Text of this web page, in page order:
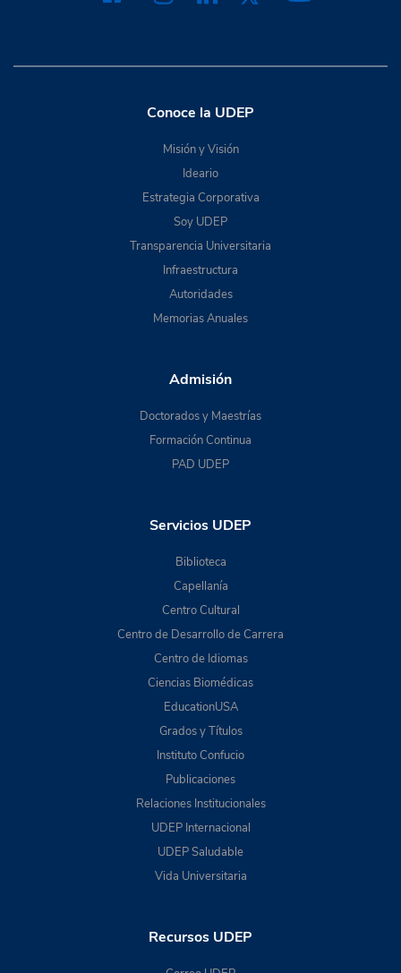
Conoce la UDEP
Misión y Visión
Ideario
Estrategia Corporativa
Soy UDEP
Transparencia Universitaria
Infraestructura
Autoridades
Memorias Anuales
Admisión
Doctorados y Maestrías
Formación Continua
PAD UDEP
Servicios UDEP
Biblioteca
Capellanía
Centro Cultural
Centro de Desarrollo de Carrera
Centro de Idiomas
Ciencias Biomédicas
EducationUSA
Grados y Títulos
Instituto Confucio
Publicaciones
Relaciones Institucionales
UDEP Internacional
UDEP Saludable
Vida Universitaria
Recursos UDEP